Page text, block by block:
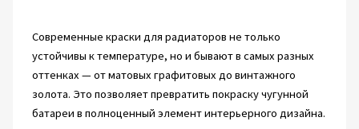
Современные краски для радиаторов не только
устойчивы к температуре, но и бывают в самых разных
оттенках — от матовых графитовых до винтажного
золота. Это позволяет превратить покраску чугунной
батареи в полноценный элемент интерьерного дизайна.